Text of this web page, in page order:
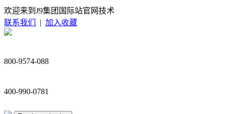
欢迎来到J9集团国际站官网技术
联系我们
| 加入收藏
800-9574-088
400-990-0781